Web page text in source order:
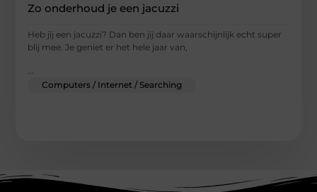
Zo onderhoud je een jacuzzi
Heb jij een jacuzzi? Dan ben jij daar waarschijnlijk echt super
blij mee. Je geniet er het hele jaar van,
Computers / Internet / Searching